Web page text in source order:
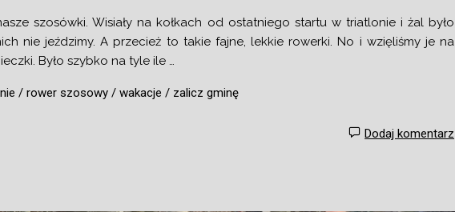
szosówki. Wisiały na kołkach od ostatniego startu w triatlonie i żal było
nie jeździmy. A przecież to takie fajne, lekkie rowerki. No i wzięliśmy je na
Było szybko na tyle ile …
/rower szosowy /wakacje / zalicz gminę
Dodaj komentarz